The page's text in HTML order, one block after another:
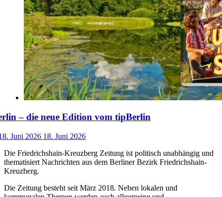
– die neue Edition vom tipBerlin
Juni 2026 18. Juni 2026
Die Friedrichshain-Kreuzberg Zeitung ist politisch unabhängig und
thematisiert Nachrichten aus dem Berliner Bezirk Friedrichshain-
Kreuzberg.
Die Zeitung besteht seit März 2018. Neben lokalen und